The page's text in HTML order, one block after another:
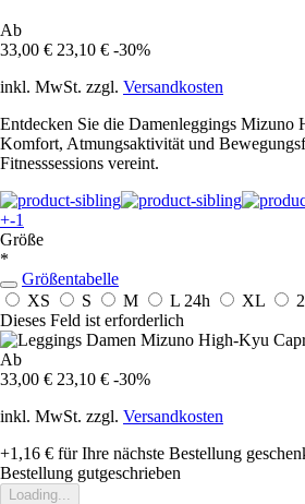
Ab
33,00 € 23,10 € -30%
inkl. MwSt. zzgl. Versandkosten
Entdecken Sie die Damenleggings
Komfort, Atmungsaktivität und
Fitnesssessions vereint.
+-1
Größe
*
Größentabelle
XS
S M L 24h XL
Dieses Feld ist erforderlich
Ab
33,00 € 23,10 € -30%
inkl. MwSt. zzgl. Versandkosten
+1,16 € für Ihre nächste Bestellung
Bestellung gutgeschrieben
Loading...